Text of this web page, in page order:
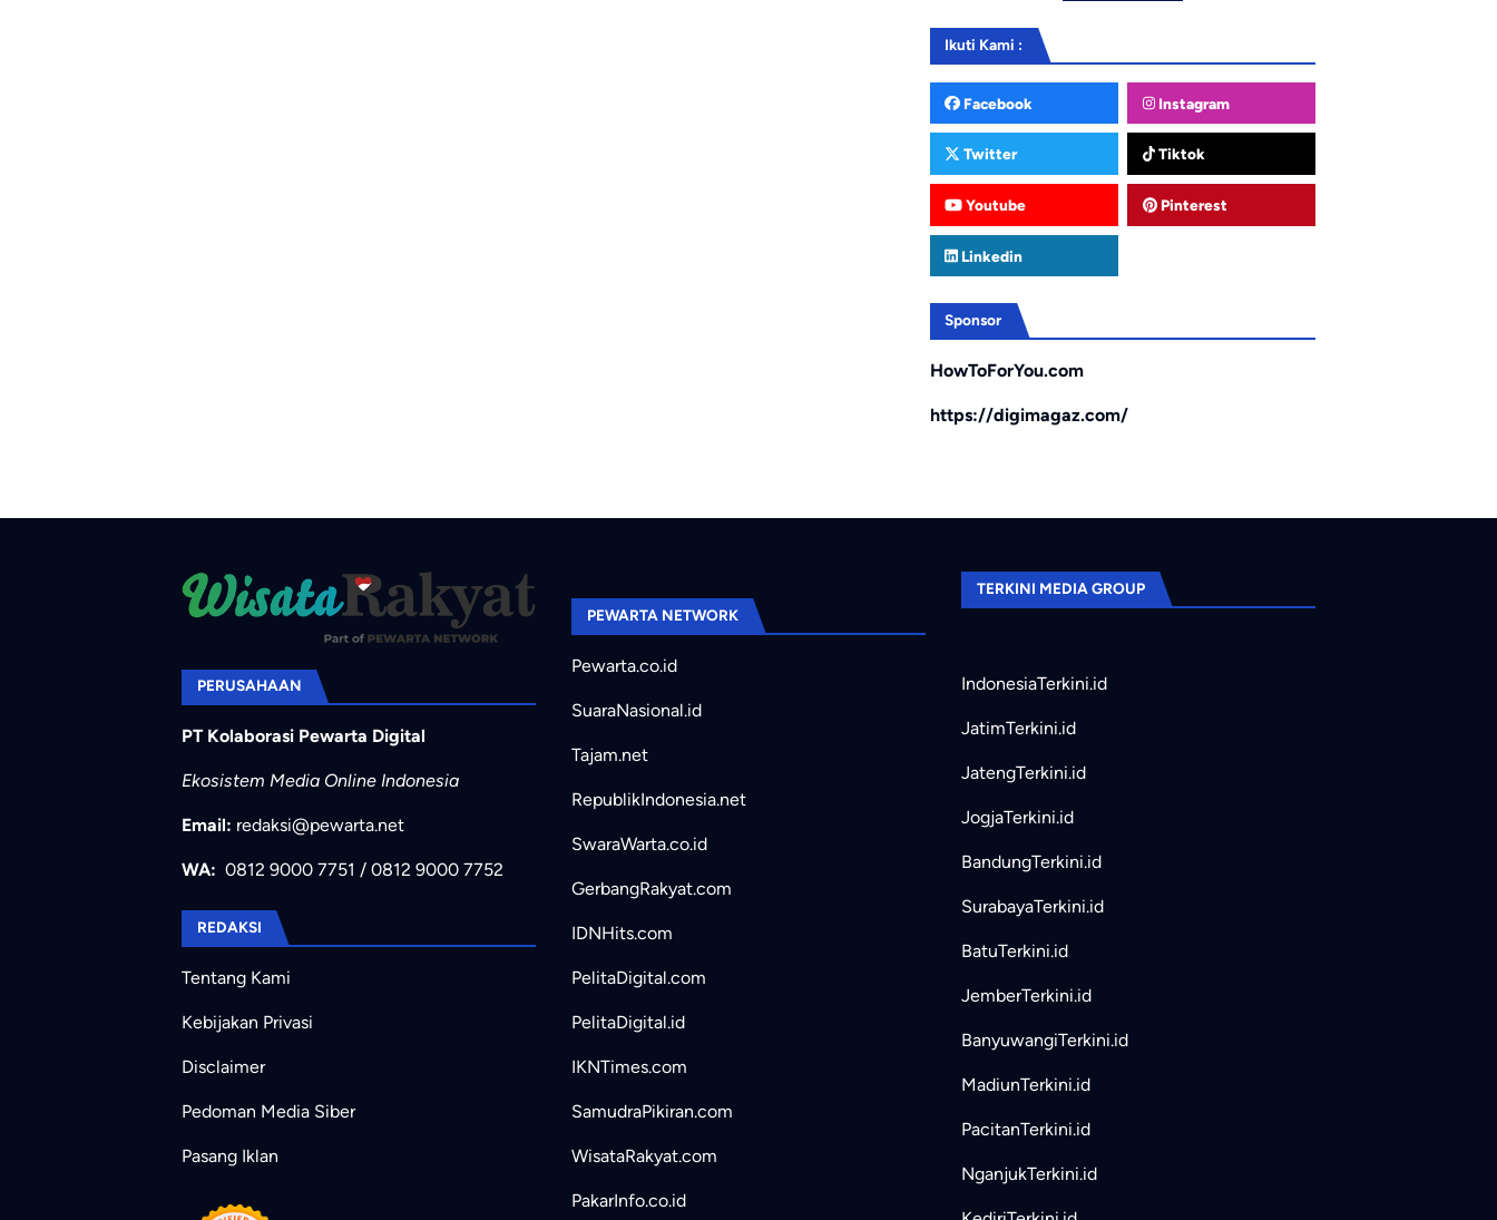
Ikuti Kami :
Facebook Instagram
Twitter Tiktok
Youtube Pinterest
Linkedin
Sponsor
HowToForYou.com
https://digimagaz.com/
PERUSAHAAN
PT Kolaborasi Pewarta Digital
Ekosistem Media Online Indonesia
Email: redaksi@pewarta.net
WA: 0812 9000 7751 / 0812 9000 7752
REDAKSI
Tentang Kami
Kebijakan Privasi
Disclaimer
Pedoman Media Siber
Pasang Iklan
PEWARTA NETWORK
Pewarta.co.id
SuaraNasional.id
Tajam.net
RepublikIndonesia.net
SwaraWarta.co.id
GerbangRakyat.com
IDNHits.com
PelitaDigital.com
PelitaDigital.id
IKNTimes.com
SamudraPikiran.com
WisataRakyat.com
PakarInfo.co.id
TERKINI MEDIA GROUP
IndonesiaTerkini.id
JatimTerkini.id
JatengTerkini.id
JogjaTerkini.id
BandungTerkini.id
SurabayaTerkini.id
BatuTerkini.id
JemberTerkini.id
BanyuwangiTerkini.id
MadiunTerkini.id
PacitanTerkini.id
NganjukTerkini.id